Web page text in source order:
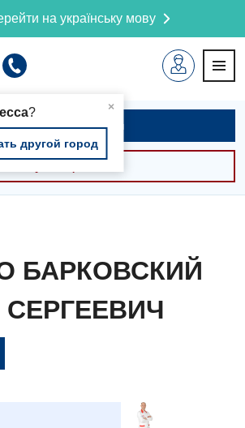
на українську мову
×
?
другой город
Записаться на приём
БАРКОВСКИЙ